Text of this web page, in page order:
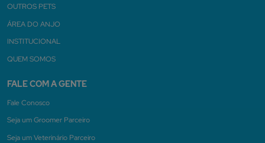
OUTROS PETS
ÁREA DO ANJO
INSTITUCIONAL
QUEM SOMOS
FALE COM A GENTE
Fale Conosco
Seja um Groomer Parceiro
Seja um Veterinário Parceiro